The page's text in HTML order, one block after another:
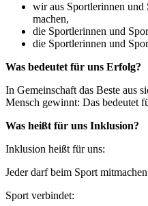
wir aus Sportlerinnen und
machen,
die Sportlerinnen und
die Sportlerinnen und
Was bedeutet für uns Erfolg?
In Gemeinschaft das Beste aus
Mensch gewinnt: Das bedeutet
Was heißt für uns Inklusion?
Inklusion heißt für uns:
Jeder darf beim Sport
Sport verbindet: